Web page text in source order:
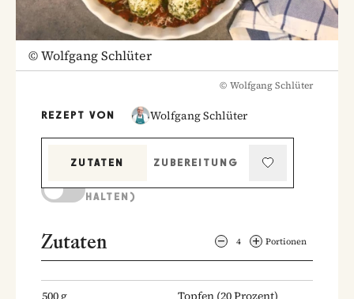
©Wolfgang Schlüter
© Wolfgang Schlüter
REZEPT VON Wolfgang Schlüter
ZUTATEN
ZUBEREITUNG
HALTEN)
Zutaten 4 Portionen
500g Topfen (20 Prozent)